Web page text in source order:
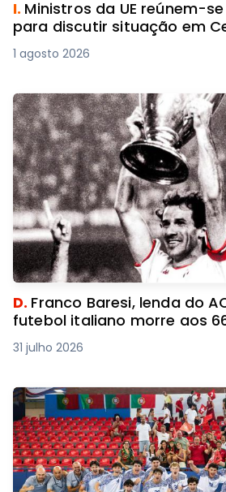
I. Ministros da UE reúnem-
para discutir situação em
1 agosto 2026
D. Franco Baresi, lenda do
futebol italiano morre aos
31 julho 2026